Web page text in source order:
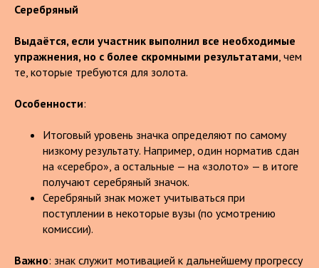
Серебряный
Выдаётся, если участник выполнил все необходимые
упражнения, но с более скромными результатами, чем
те, которые требуются для золота.
Особенности:
Итоговый уровень значка определяют по самому
низкому результату. Например, один норматив сдан
на «серебро», а остальные — на «золото» — в итоге
получают серебряный значок.
Серебряный знак может учитываться при
поступлении в некоторые вузы (по усмотрению
комиссии).
Важно: знак служит мотивацией к дальнейшему прогрессу